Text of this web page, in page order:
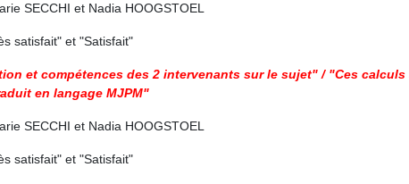
SECCHI et Nadia HOOGSTOEL
satisfait" et "Satisfait"
et compétences des 2 intervenants sur le sujet" / "Ces
en langage MJPM"
SECCHI et Nadia HOOGSTOEL
satisfait" et "Satisfait"